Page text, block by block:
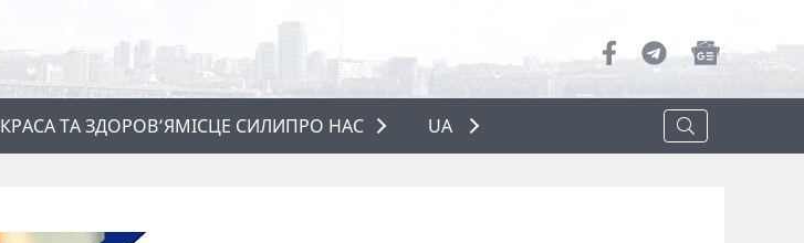
КРАСА ТА ЗДОРОВ’ЯМІСЦЕ СИЛИПРО НАС
ПРО НАС
UA